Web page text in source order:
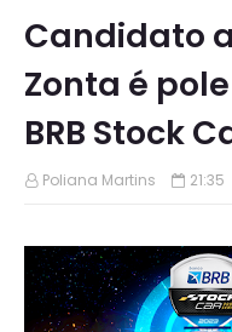
Candidato
Zonta é
BRB Stock
Poliana Martins 21:35